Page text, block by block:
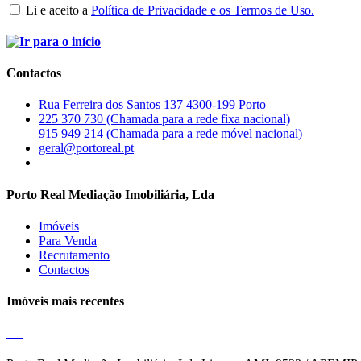
Li e aceito a Política de Privacidade e os Termos de Uso.
Contactos
Rua Ferreira dos Santos 137 4300-199 Porto
225 370 730 (Chamada para a rede fixa nacional)
915 949 214 (Chamada para a rede móvel nacional)
geral@portoreal.pt
Porto Real Mediação Imobiliária, Lda
Imóveis
Para Venda
Recrutamento
Contactos
Imóveis mais recentes